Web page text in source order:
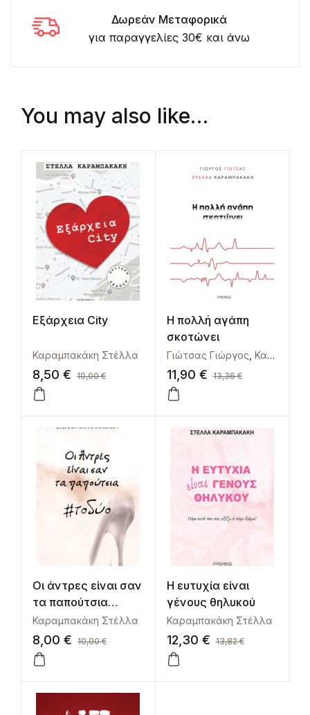
Δωρεάν Μεταφορικά
για παραγγελίες 30€ και άνω
You may also like…
Εξάρχεια City
Καραμπακάκη Στέλλα
8,50 € 10,00€
Η πολλή αγάπη
σκοτώνει
Γιώτσας Γιώργος Καραμπακάκη Στέλλα
11,90 € 13,36€
Οι άντρες είναι σαν
τα παπούτσια
#τοδύο
Καραμπακάκη Στέλλα
8,00 € 10,00€
Η ευτυχία είναι
γένους θηλυκού
Καραμπακάκη Στέλλα
12,30 € 13,82€